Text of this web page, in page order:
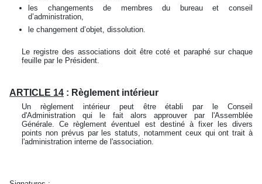
les changements de membres du bureau et conseil
d’administration,
le changement d’objet, dissolution.
Le registre des associations doit être coté et paraphé sur chaque
feuille par le Président.
ARTICLE 14 : Règlement intérieur
Un règlement intérieur peut être établi par le Conseil
d'Administration qui le fait alors approuver par l'Assemblée
Générale. Ce règlement éventuel est destiné à fixer les divers
points non prévus par les statuts, notamment ceux qui ont trait à
l'administration interne de l'association.